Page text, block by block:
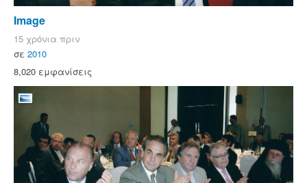
Image
15 χρόνια πριν
σε 2010
8,020 εμφανίσεις